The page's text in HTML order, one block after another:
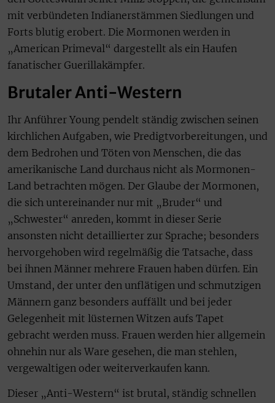
mit verbündeten Indianerstämmen Siedlungen und
Forts blutig erobert. Die Mormonen werden in
„American Primeval“ dargestellt als ein Haufen
fanatischer Guerillakämpfer.
Brutaler Anti-Western
Ihr Anführer Young pendelt ständig zwischen seinen
kirchlichen Aufgaben, wie Predigtvorbereitungen, und
dem Bedrohen und Töten von Menschen, die das
amerikanische Land durchaus nicht als Mormonen-
Land betrachten mögen. Der Glaube der Mormonen,
die sich untereinander nur mit „Bruder“ und
„Schwester“ anreden, kommt in dieser Serie
ansonsten nicht detaillierter zur Sprache; besonders
hervorgehoben wird regelmäßig die Tatsache, dass
bei ihnen Männer mehrere Frauen haben dürfen. Ein
Umstand, der unter den unflätigen und schmutzigen
Männern ganz besonders auffällt und bei jeder
Gelegenheit mit lüsternen Witzen aufs Tapet
gebracht werden muss. Frauen werden hier allgemein
ohnehin nur als Ware gesehen, die man stehlen,
vergewaltigen oder weiterverkaufen kann.
Dieser „Anti-Western“ ist brutal, ständig schnellen